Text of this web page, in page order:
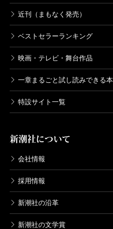
近刊（まもなく発売）
ベストセラーランキング
映画・テレビ・舞台作品
一章まるごと試し読みできる本
特設サイト一覧
新潮社について
会社情報
採用情報
新潮社の沿革
新潮社の文学賞